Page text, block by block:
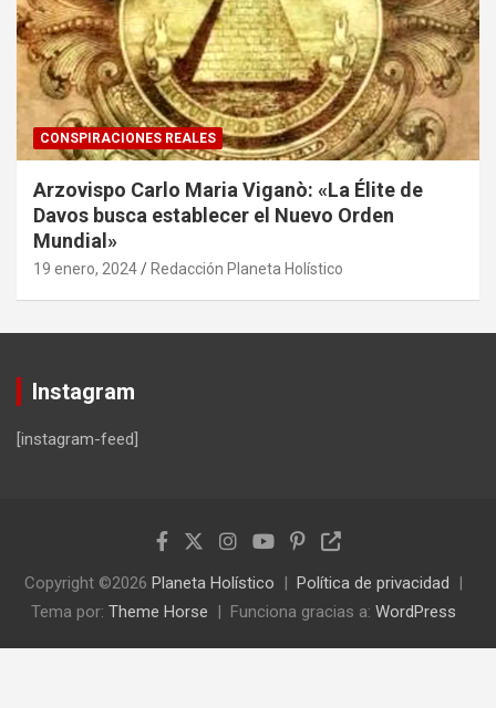
CONSPIRACIONES REALES
Arzovispo Carlo Maria Viganò: «La Élite de
Davos busca establecer el Nuevo Orden
Mundial»
19 enero, 2024 Redacción Planeta Holístico
Instagram
[instagram-feed]
Copyright ©2026 Planeta Holístico
Política de privacidad
Tema por: Theme Horse Funciona gracias a: WordPress